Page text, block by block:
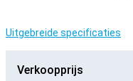
Uitgebreide specificaties
Verkoopprijs